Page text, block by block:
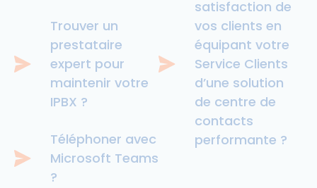
Trouver un
prestataire
expert pour
maintenir votre
IPBX ?
Téléphoner avec
Microsoft Teams
?
satisfaction de
vos clients en
équipant votre
Service Clients
d’une solution
de centre de
contacts
performante ?